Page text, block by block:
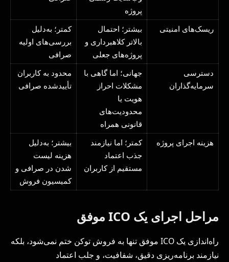
پروژه
ریسک‌های امنیتی
بیشتر؛ احتمال
بالاتر کلاهبرداری و
پروژه‌های جعلی
کمتر؛ به‌دلیل
بررسی‌های اولیه
صرافی
دسترسی
سرمایه‌گذاران
جهانی؛ اما گاهی با
مشکلات احراز
هویت یا
محدودیت‌های
قانونی همراه
محدود به کاربران
تأییدشده صرافی
هزینه اجرای پروژه
کمتر؛ اما نیازمند
جذب اعتماد
مستقیم از کاربران
بیشتر؛ به‌دلیل
هزینه لیست
شدن در صرافی و
کمیسیون فروش
مراحل اجرای یک ICO موفق
راه‌اندازی یک ICO موفق تنها به فروش توکن ختم نمی‌شود، بلکه
نیازمند برنامه‌ریزی دقیق، شفافیت، و جلب اعتماد